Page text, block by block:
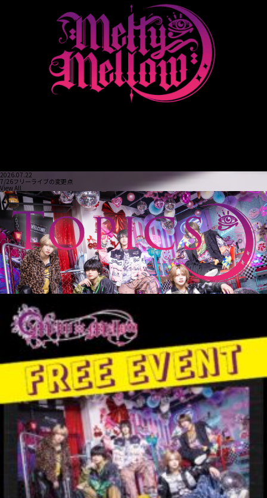
2026.07.22
7/26フリーライブの変更点
View All